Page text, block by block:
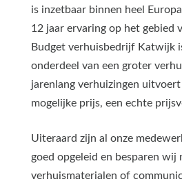
is inzetbaar binnen heel
12 jaar ervaring op het gebied
Budget verhuisbedrijf Katwijk
onderdeel van een groter
jarenlang verhuizingen
mogelijke prijs, een echte
Uiteraard zijn al onze
goed opgeleid en besparen wij
verhuismaterialen of